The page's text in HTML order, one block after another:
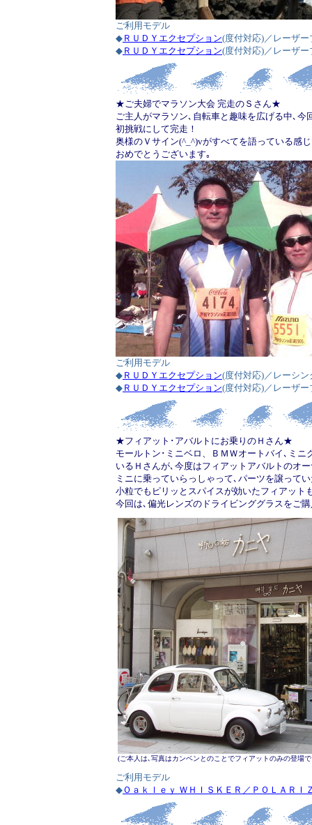
ご利用モデル
◆ ＲＵＤＹエクセプション(度付対応)／レーザ
◆ ＲＵＤＹエクセプション(度付対応)／レーザ
★ご夫婦でマラソン大会 完走のＳさん★
ご主人がマラソン､自転車と趣味を広げる中､今
初挑戦にして完走！
奥様のＶサイン(^_^)vがすべてを語っている感
おめでとうございます｡
ご利用モデル
◆ ＲＵＤＹエクセプション(度付対応)／レーシン
◆ ＲＵＤＹエクセプション(度付対応)／レーザー
★フィアット･アバルトにお乗りのＨさん★
モールトン･ミニベロ、ＢＭＷオートバイ､ミ
いるＨさんが､今度はフィアットアバルトのオ
ミニに乗っていらっしゃって､パーツを譲って
小粒でもピリッとスパイスが効いたフィアット
今回は､偏光レンズのドライビンググラスをご
(ご本人は､写真はカンベンとのことでフィアットのみの登場
ご利用モデル
◆Ｏａｋｌｅｙ ＷＨＩＳＫＥＲ／ＰＯＬＡＲＩ